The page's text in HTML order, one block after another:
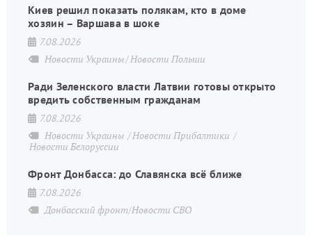
Киев решил показать полякам, кто в доме
хозяин – Варшава в шоке
7.08.2026
Новости Украины Новости Польши
Ради Зеленского власти Латвии готовы открыто
вредить собственным гражданам
7.08.2026
Новости Украины
Новости Прибалтики
Новости Белоруссии
Фронт Донбасса: до Славянска всё ближе
7.08.2026
Донбасский фронт/Новости СВО